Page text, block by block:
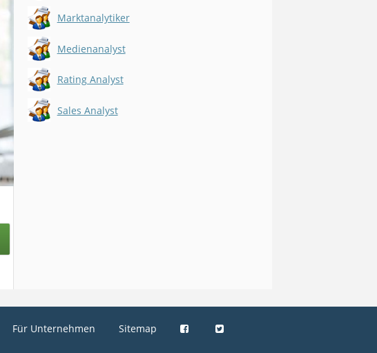
Marktanalytiker
Medienanalyst
Rating Analyst
Sales Analyst
Für Unternehmen Sitemap